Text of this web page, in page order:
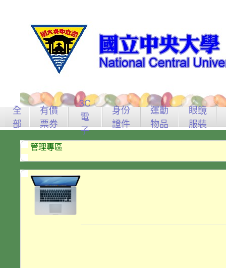
全
部
有價
票券
3C
電
子
身份
證件
運動
物品
眼鏡
服裝
管理專區